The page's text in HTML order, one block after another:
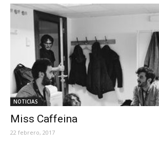
NOTICIAS
Miss Caffeina
22 febrero, 2017